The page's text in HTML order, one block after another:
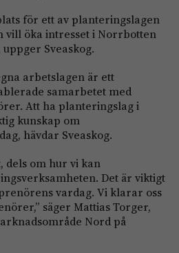
för ett av planteringslagen
vill öka intresset i Norrbotten
Sveaskog.
arbetslagen är ett
samarbetet med
Att ha planteringslag i
kunskap om
hävdar Sveaskog.
dels om hur vi kan
Det är viktigt
vardag. Vi klarar oss
säger Mattias Torger,
Nord på